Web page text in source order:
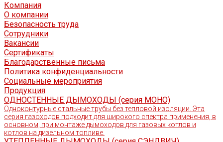
Компания
О компании
Безопасность труда
Сотрудники
Вакансии
Сертификаты
Благодарственные письма
Политика конфиденциальности
Социальные мероприятия
Продукция
ОДНОСТЕННЫЕ ДЫМОХОДЫ (серия МОНО)
Одноконтурные стальные трубы без тепловой изоляции. Эта
серия газоходов подходит для широкого спектра применения, в
основном, при монтаже дымоходов для газовых котлов и
котлов на дизельном топливе.